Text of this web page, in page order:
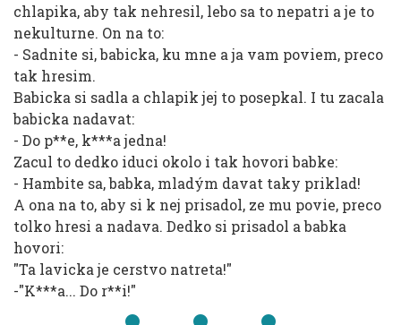
chlapika, aby tak nehresil, lebo sa to nepatri a je to
nekulturne. On na to:
- Sadnite si, babicka, ku mne a ja vam poviem, preco
tak hresim.
Babicka si sadla a chlapik jej to posepkal. I tu zacala
babicka nadavat:
- Do p**e, k***a jedna!
Zacul to dedko iduci okolo i tak hovori babke:
- Hambite sa, babka, mladým davat taky priklad!
A ona na to, aby si k nej prisadol, ze mu povie, preco
tolko hresi a nadava. Dedko si prisadol a babka
hovori:
"Ta lavicka je cerstvo natreta!"
-"K***a... Do r**i!"